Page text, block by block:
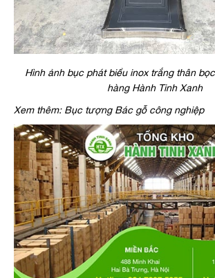
Hình ảnh bục phát biểu inox trắng thân
hàng Hành Tinh Xanh
Xem thêm: Bục tượng Bác gỗ công nghiệp